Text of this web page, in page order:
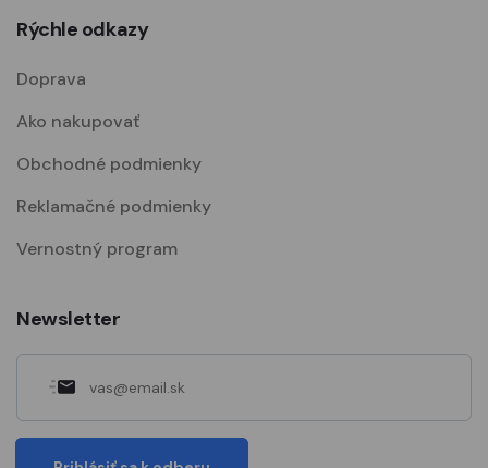
Rýchle odkazy
Doprava
Ako nakupovať
Obchodné podmienky
Reklamačné podmienky
Vernostný program
Newsletter